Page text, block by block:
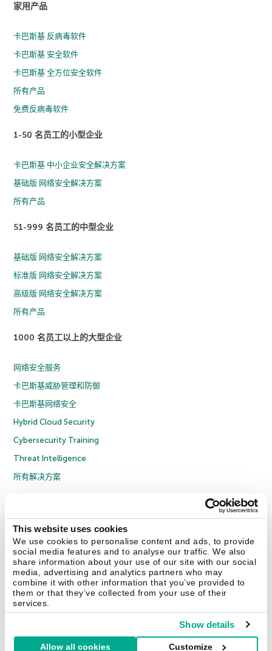
This website uses cookies
We use cookies to personalise content and ads, to provide
social media features and to analyse our traffic. We also
share information about your use of our site with our social
media, advertising and analytics partners who may
combine it with other information that you’ve provided to
them or that they’ve collected from your use of their
services.
Show details
Allow all cookies Customize
家用产品
卡巴斯基 反病毒软件
卡巴斯基 安全软件
卡巴斯基 全方位安全软件
所有产品
免费反病毒软件
1-50 名员工的小型企业
卡巴斯基 中小企业安全解决方案
基础版 网络安全解决方案
所有产品
51-999 名员工的中型企业
基础版 网络安全解决方案
标准版 网络安全解决方案
高级版 网络安全解决方案
所有产品
1000 名员工以上的大型企业
网络安全服务
卡巴斯基威胁管理和防御
卡巴斯基网络安全
Hybrid Cloud Security
Cybersecurity Training
Threat Intelligence
所有解决方案
隐私策略
反腐败政策
许可协议 B2B
京ICP备12053225号
京公网安备 11010102001169号
联系我们 关于我们 合作伙伴 Blog 资源中心 新闻稿
Securelist Eugene Personal Blog